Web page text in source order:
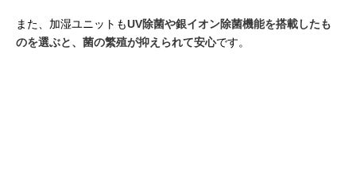
また、加湿ユニットもUV除菌や銀イオン除菌機能を搭載したも
のを選ぶと、菌の繁殖が抑えられて安心です。